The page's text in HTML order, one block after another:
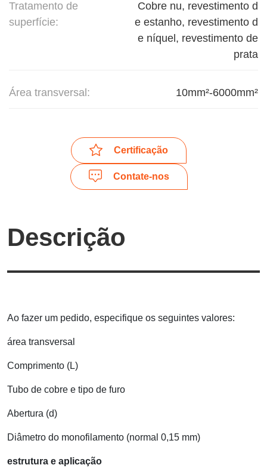
Tratamento de
superfície:
Cobre nu, revestimento d
e estanho, revestimento d
e níquel, revestimento de
prata
Área transversal: 10mm²-6000mm²
Certificação
Contate-nos
Descrição
Ao fazer um pedido, especifique os seguintes valores:
área transversal
Comprimento (L)
Tubo de cobre e tipo de furo
Abertura (d)
Diâmetro do monofilamento (normal 0,15 mm)
estrutura e aplicação